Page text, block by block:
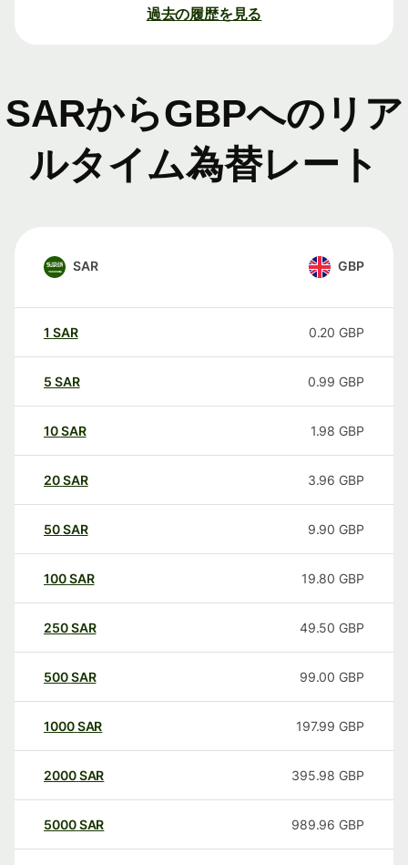
過去の履歴を見る
SARからGBPへのリア
ルタイム為替レート
SAR GBP
1 SAR 0.20 GBP
5 SAR 0.99 GBP
10SAR 1.98 GBP
20SAR 3.96 GBP
50SAR 9.90 GBP
100SAR 19.80 GBP
250SAR 49.50 GBP
500SAR 99.00 GBP
1000SAR 197.99 GBP
2000SAR 395.98 GBP
5000SAR 989.96 GBP